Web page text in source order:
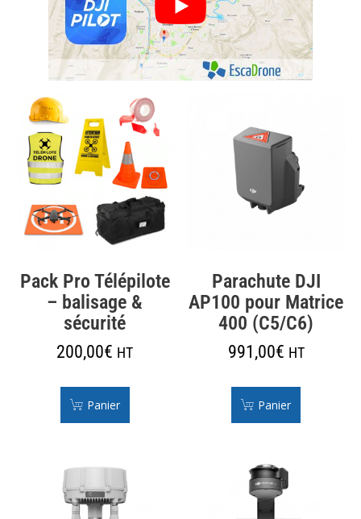
Pack Pro Télépilote
– balisage &
sécurité
200,00€ HT
Panier
Parachute DJI
AP100 pour Matrice
400 (C5/C6)
991,00€ HT
Panier